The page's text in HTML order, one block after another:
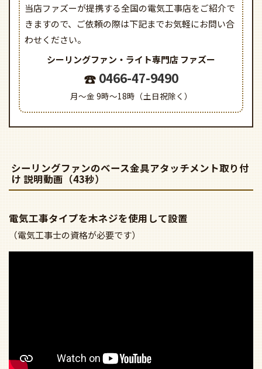
当店ファズーが提携する全国の電気工事店をご紹介で
きますので、
ご依頼の際は下記までお気軽にお問い合
わせください。
シーリングファン・ライト専門店 ファズー
0466-47-9490
月～金 9時～18時（土日祝除く）
シーリングファンのベース金具アタッチメント取り付
け 説明動画（43秒）
電気工事タイプを木ネジを使用して設置
（電気工事士の資格が必要です）